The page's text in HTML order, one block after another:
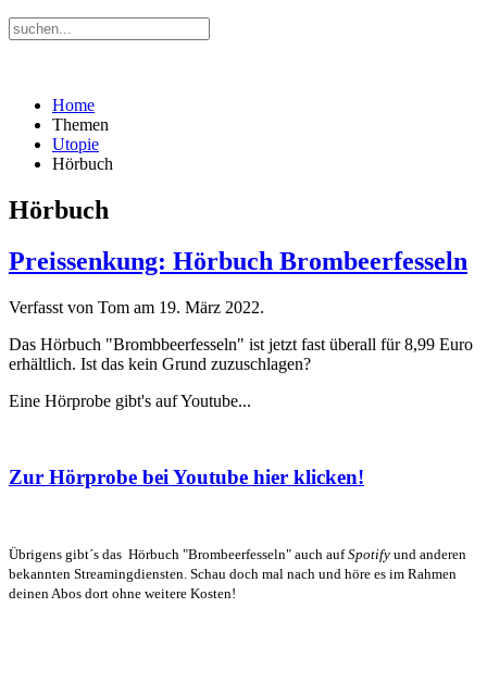
Home
Themen
Utopie
Hörbuch
Hörbuch
Preissenkung: Hörbuch Brombeerfesseln
Verfasst von Tom am 19. März 2022.
Das Hörbuch "Brombbeerfesseln" ist jetzt fast überall für 8,99 Euro
erhältlich. Ist das kein Grund zuzuschlagen?
Eine Hörprobe gibt's auf Youtube...
Zur Hörprobe bei Youtube hier klicken!
Übrigens gibt´s das Hörbuch "Brombeerfesseln" auch aufSpotify und anderen
bekannten Streamingdiensten. Schau doch mal nach und höre es im Rahmen
deinen Abos dort ohne weitere Kosten!